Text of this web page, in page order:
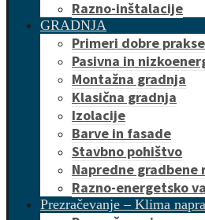
Razno-inštalacije
GRADNJA
Primeri dobre
Pasivna in
Montažna gradnja
Klasična gradnja
Izolacije
Barve in fasade
Stavbno pohištvo
Napredne gradbene
Razno-energetsko
Prezračevanje – Klima